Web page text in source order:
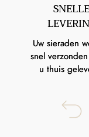
SNELLE
Uw sieraden
snel
u thuis